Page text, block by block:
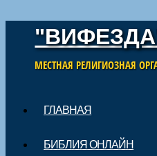
МЕСТНАЯ РЕЛИГИОЗНАЯ
Main menu
ГЛАВНАЯ
БИБЛИЯ ОНЛАЙН